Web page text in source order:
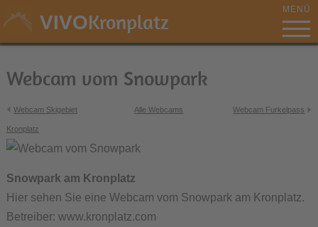
VIVOKronplatz MENÜ
Webcam vom Snowpark
Webcam Skigebiet
Kronplatz
Alle Webcams Webcam Furkelpass
Snowpark am Kronplatz
Hier sehen Sie eine Webcam vom Snowpark am Kronplatz.
Betreiber: www.kronplatz.com